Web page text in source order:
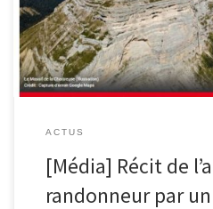
ACTUS
[Média] Récit de
randonneur par